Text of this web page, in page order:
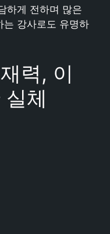
하게 전하며 많은
는 강사로도 유명하
력, 이
체